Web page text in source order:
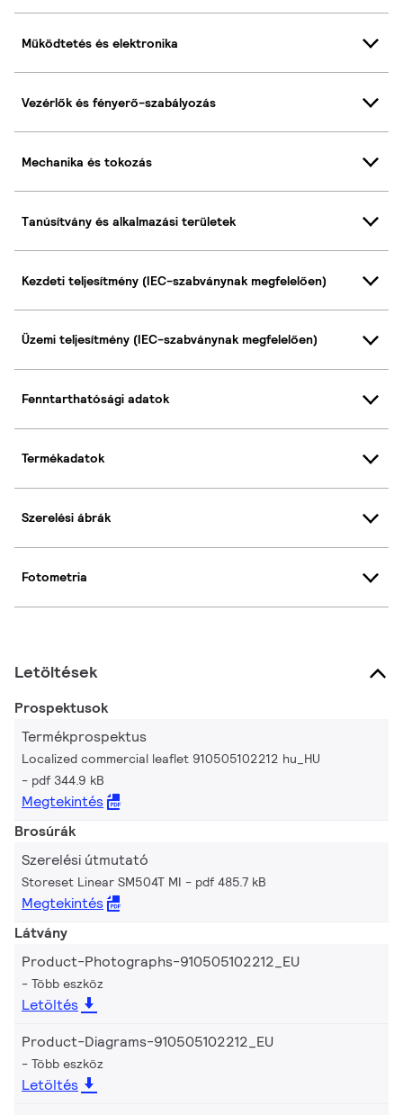
Működtetés és elektronika
Vezérlők és fényerő-szabályozás
Mechanika és tokozás
Tanúsítvány és alkalmazási területek
Kezdeti teljesítmény (IEC-szabványnak megfelelően)
Üzemi teljesítmény (IEC-szabványnak megfelelően)
Fenntarthatósági adatok
Termékadatok
Szerelési ábrák
Fotometria
Letöltések
Prospektusok
Termékprospektus
Localized commercial leaflet 910505102212 hu_HU
pdf 344.9 kB
Megtekintés
Brosúrák
Szerelési útmutató
Storeset Linear SM504T MI pdf 485.7 kB
Megtekintés
Látvány
Product-Photographs-910505102212_EU
Több eszköz
Letöltés
Product-Diagrams-910505102212_EU
Több eszköz
Letöltés